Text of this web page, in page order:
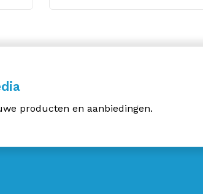
producten en aanbiedingen.